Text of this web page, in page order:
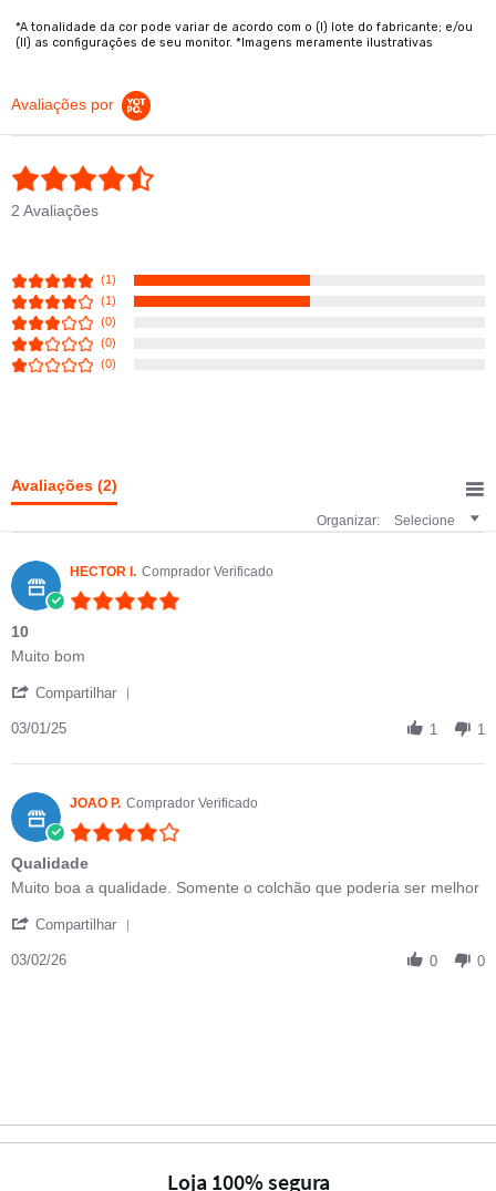
*A tonalidade da cor pode variar de acordo com o (I) lote do fabricante; e/ou
(II) as configurações de seu monitor. *Imagens meramente ilustrativas
Avaliações por
2 Avaliações
(1)
(1)
(0)
(0)
(0)
Avaliações (2)
Organizar: Selecione
HECTOR I. Comprador Verificado
10
Review by HECTOR I. on 3 Jan 2025
review stating 10
Muito bom
Compartilhar
03/01/25 1 1
JOAO P. Comprador Verificado
Qualidade
Review by JOAO P. on 3 Feb 2026
review stating Qualidade
Muito boa a qualidade. Somente o colchão que poderia ser melhor
Compartilhar
03/02/26 0 0